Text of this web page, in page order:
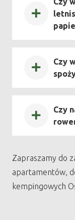
Czy
Czy
Zapraszamy do
apartamentów,
kempingowych